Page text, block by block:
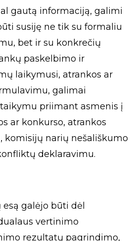
gautą informaciją, galimi
susiję ne tik su formaliu
bet ir su konkrečių
paskelbimo ir
laikymusi, atrankos ar
galimai
priimant asmenis į
ar konkurso, atrankos
komisijų narių nešališkumo
deklaravimu.
galėjo būti dėl
vertinimo
rezultatų pagrindimo,